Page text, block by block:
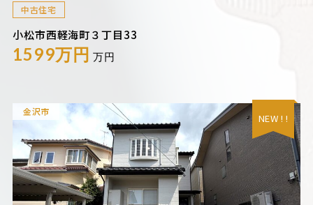
中古住宅
小松市西軽海町３丁目33
1599万円 万円
金沢市
NEW ! !